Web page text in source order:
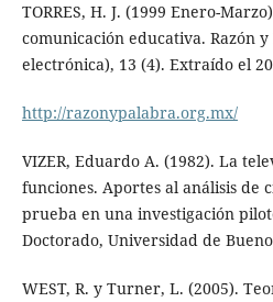
TORRES, H. J. (1999 Enero-
comunicación educativa. Razón y
electrónica), 13 (4). Extraído el
http://razonypalabra.org.mx/
VIZER, Eduardo A. (1982). La
funciones. Aportes al análisis de
prueba en una investigación
Doctorado, Universidad de
WEST, R. y Turner, L. (2005).